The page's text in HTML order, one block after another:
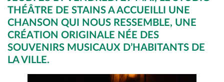
THÉÂTRE DE STAINS A ACCUEILLI UNE
CHANSON QUI NOUS RESSEMBLE, UNE
CRÉATION ORIGINALE NÉE DES
SOUVENIRS MUSICAUX D’HABITANTS DE
LA VILLE.